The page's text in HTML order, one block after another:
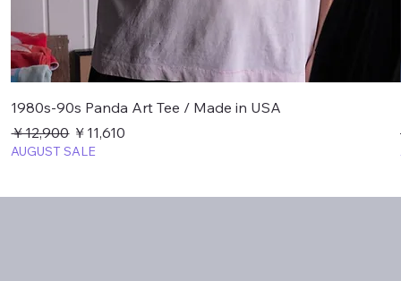
1980s-90s Panda Art Tee / Made in USA
通常価格
￥12,900 セール価格
￥11,610
AUGUST SALE